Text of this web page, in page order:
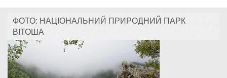
ФОТО: НАЦІОНАЛЬНИЙ ПРИРОДНИЙ ПАРК
ВІТОША